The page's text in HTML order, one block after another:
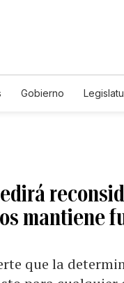
Gobierno
mantiene
que la